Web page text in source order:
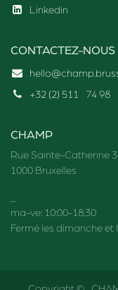
Linkedin
CONTACTEZ-NOUS
+32 (2) 511
74 98
CHAMP
Rue Sainte-
1000 Bruxelles
ma-ve: 10:00-
Fermé les dimanche et